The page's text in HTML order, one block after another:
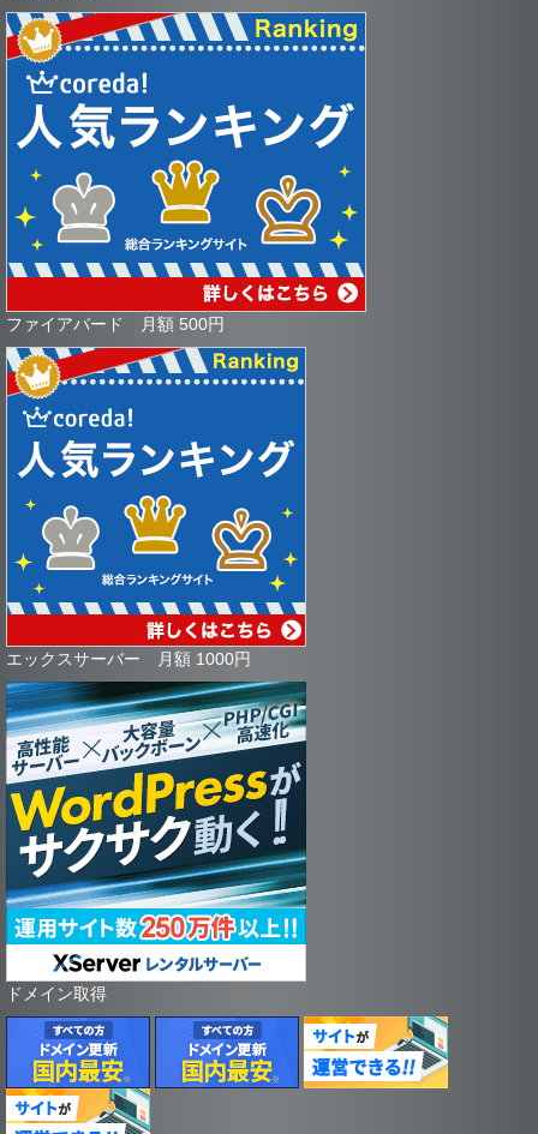
ファイアバード 月額 500円
エックスサーバー 月額 1000円
ドメイン取得